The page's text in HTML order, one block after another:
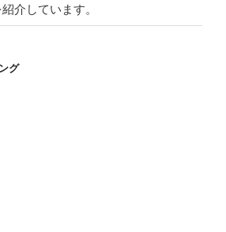
介しています。
グ